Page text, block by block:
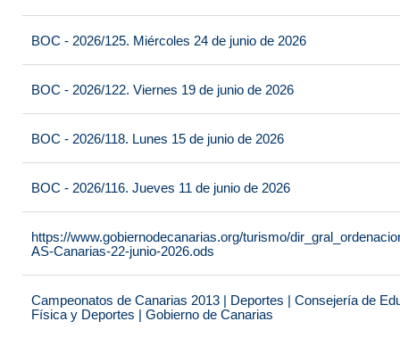
BOC - 2026/125. Miércoles 24 de junio de 2026
BOC - 2026/122. Viernes 19 de junio de 2026
BOC - 2026/118. Lunes 15 de junio de 2026
BOC - 2026/116. Jueves 11 de junio de 2026
https://www.gobiernodecanarias.org/turismo/
AS-Canarias-22-junio-2026.ods
Campeonatos de Canarias 2013 | Deportes | Consejería de
Física y Deportes | Gobierno de Canarias